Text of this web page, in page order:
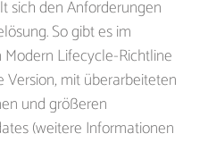
sich den Anforderungen
So gibt es im
Lifecycle-Richtline
Version, mit überarbeiteten
und größeren
(weitere Informationen